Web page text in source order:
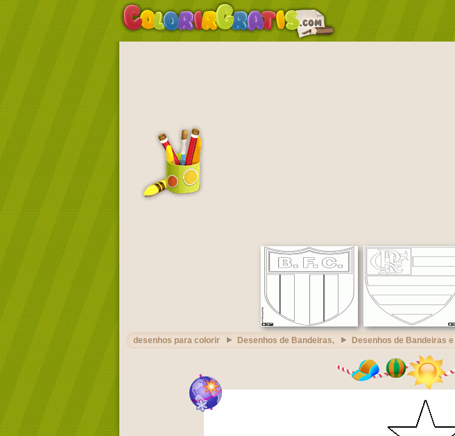
desenhos para colorir Desenhos de Bandeiras, Desenhos de Bandeiras